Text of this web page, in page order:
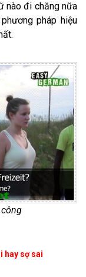
nào đi chăng nữa
pháp hiệu
hay sợ sai